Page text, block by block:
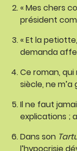
« Mes chers
président
« Et la
demanda
Ce roman, qui
siècle, ne
Il ne faut
explications ;
Dans son